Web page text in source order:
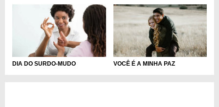
DIA DO SURDO-MUDO VOCÊ É A MINHA PAZ